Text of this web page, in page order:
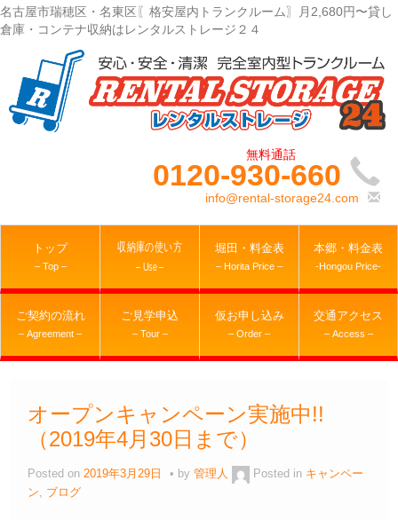
名古屋市瑞穂区・名東区〖格安屋内トランクルーム〗月2,680円〜貸し
倉庫・コンテナ収納はレンタルストレージ２４
0120-930-660
info@rental-storage24.com
トップ
– Top –
収納庫の使い方
– Use –
堀田・料金表
– Horita Price –
本郷・料金表
-Hongou Price-
ご契約の流れ
– Agreement –
ご見学申込
– Tour –
仮お申し込み
– Order –
交通アクセス
– Access –
オープンキャンペーン実施中!!
（2019年4月30日まで）
Posted on 2019年3月29日 by 管理人 Posted in キャンペー
ン
ブログ